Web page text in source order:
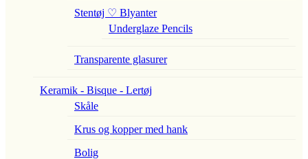
Stentøj ♡ Blyanter
Underglaze Pencils
Transparente glasurer
Keramik - Bisque - Lertøj
Skåle
Krus og kopper med hank
Bolig